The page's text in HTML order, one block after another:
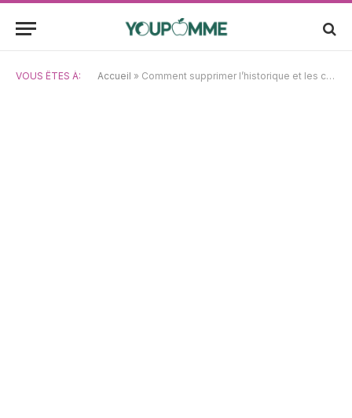
VOUS ÊTES À: Accueil » Comment supprimer l’historique et les cookies sur iPad : tutoriel vidéo détaillé